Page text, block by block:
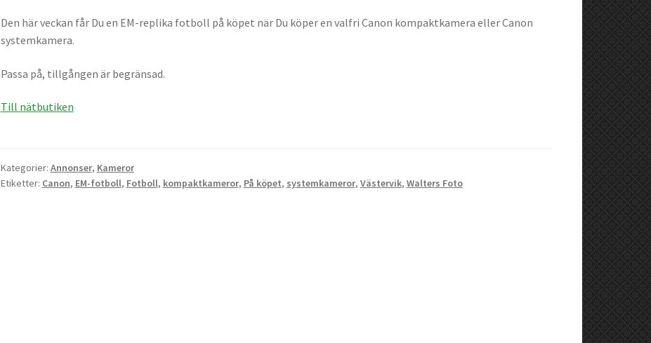
Den här veckan får Du en EM-replika fotboll på köpet när Du köper en valfri Canon kompaktkamera eller Canon
systemkamera.
Passa på, tillgången är begränsad.
Till nätbutiken
Kategorier: Annonser, Kameror
Etiketter: Canon, EM-fotboll, Fotboll, kompaktkameror, På köpet, systemkameror, Västervik, Walters Foto